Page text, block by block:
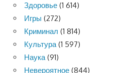
Здоровье (1 614)
Игры (272)
Криминал (1 814)
Культура(1 597)
Наука(91)
Невероятное (844)